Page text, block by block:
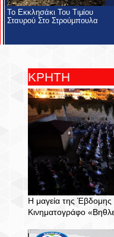
Το Εκκλησάκι Του Τιμίου
Σταυρού Στο Στρούμπουλα
ΚΡΗΤΗ
Η μαγεία της Έβδομης
Κινηματογράφο